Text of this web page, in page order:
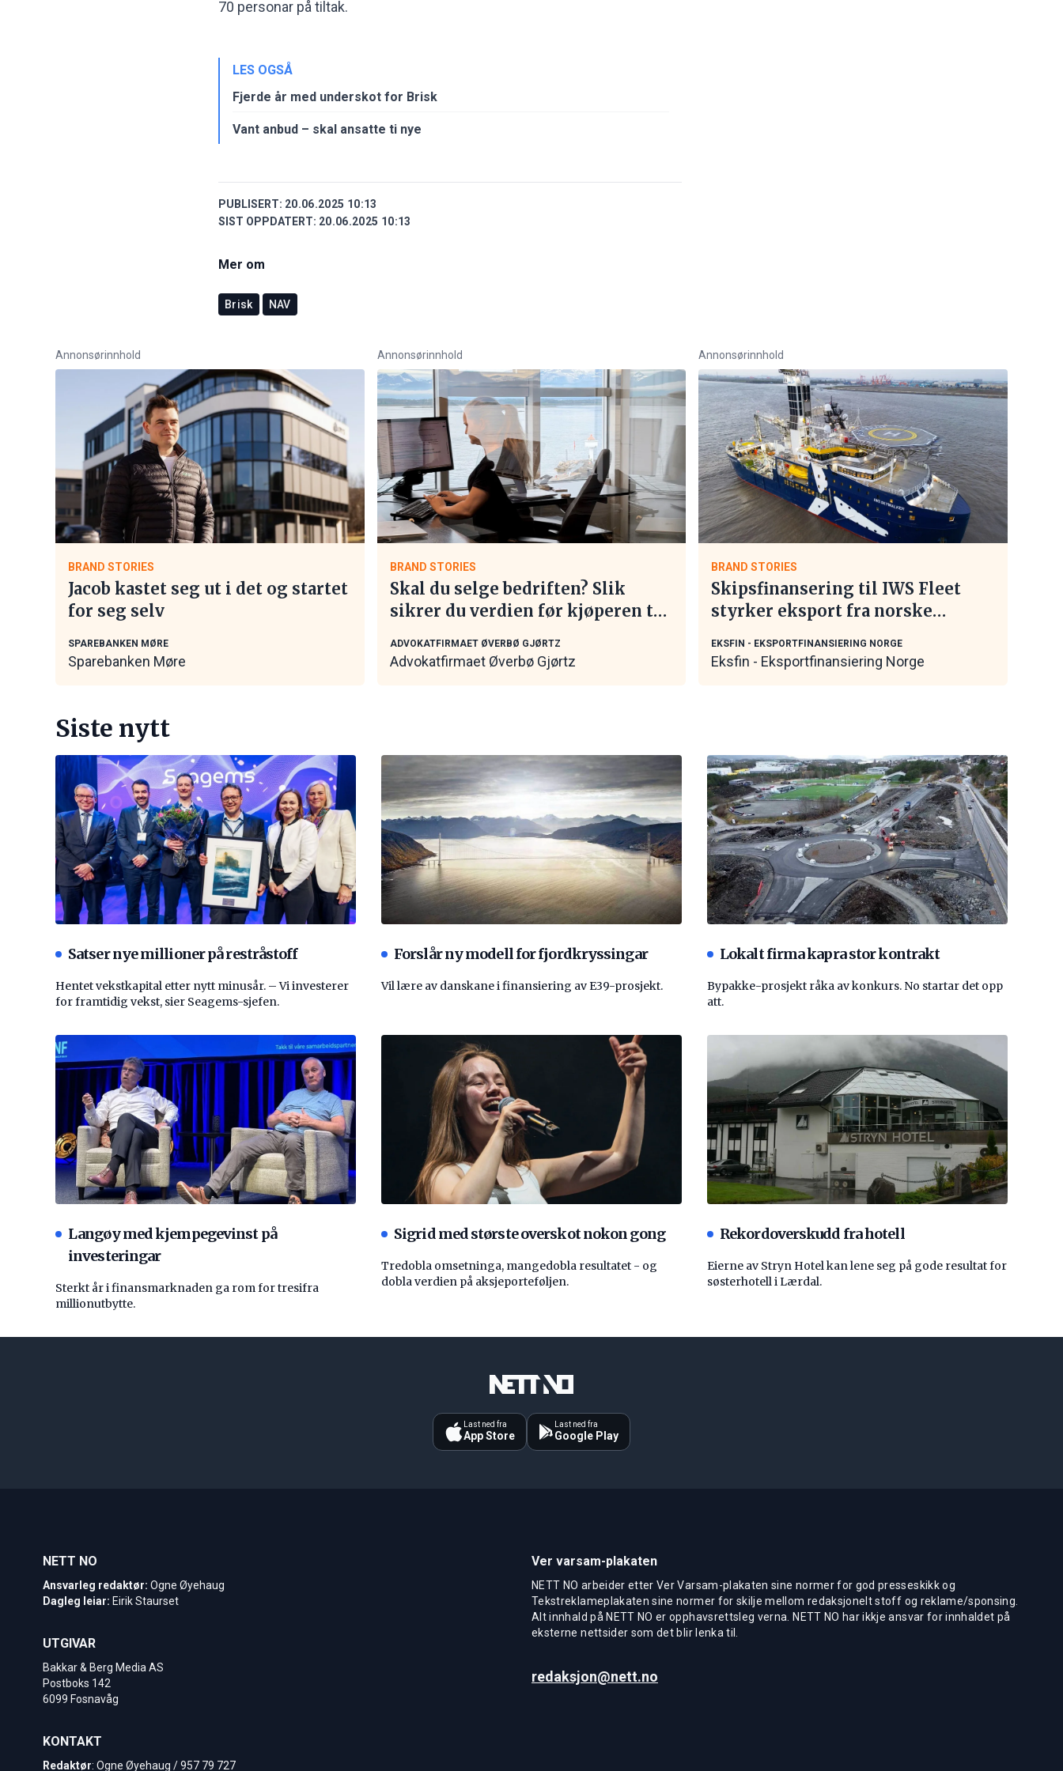
70 personar på tiltak.
LES OGSÅ
Fjerde år med underskot for Brisk
Vant anbud – skal ansatte ti nye
PUBLISERT: 20.06.2025 10:13
SIST OPPDATERT: 20.06.2025 10:13
Mer om
Brisk NAV
Annonsørinnhold
BRAND STORIES
Jacob kastet seg ut i det og startet
for seg selv
SPAREBANKEN MØRE
Sparebanken Møre
Annonsørinnhold
BRAND STORIES
Skal du selge bedriften? Slik
sikrer du verdien før kjøperen tar
ADVOKATFIRMAET ØVERBØ GJØRTZ
Advokatfirmaet Øverbø Gjørtz
Annonsørinnhold
BRAND STORIES
Skipsfinansering til IWS Fleet
styrker eksport fra norske
EKSFIN - EKSPORTFINANSIERING NORGE
Eksfin - Eksportfinansiering Norge
Siste nytt
Satser nye millioner på restråstoff
Hentet vekstkapital etter nytt minusår. – Vi investerer
for framtidig vekst, sier Seagems-sjefen.
Forslår ny modell for fjordkryssingar
Vil lære av danskane i finansiering av E39-prosjekt.
Lokalt firma kapra stor kontrakt
Bypakke-prosjekt råka av konkurs. No startar det opp
att.
Langøy med kjempegevinst på
investeringar
Sterkt år i finansmarknaden ga rom for tresifra
millionutbytte.
Sigrid med største overskot nokon gong
Tredobla omsetninga, mangedobla resultatet - og
dobla verdien på aksjeporteføljen.
Rekordoverskudd fra hotell
Eierne av Stryn Hotel kan lene seg på gode resultat for
søsterhotell i Lærdal.
Last ned fra
App Store
Last ned fra
Google Play
NETT NO
Ansvarleg redaktør: Ogne Øyehaug
Dagleg leiar: Eirik Staurset
UTGIVAR
Bakkar & Berg Media AS
Postboks 142
6099 Fosnavåg
KONTAKT
Redaktør: Ogne Øyehaug / 957 79 727
Ver varsam-plakaten
NETT NO arbeider etter Ver Varsam-plakaten sine normer for god presseskikk og
Tekstreklameplakaten sine normer for skilje mellom redaksjonelt stoff og reklame/sponsing.
Alt innhald på NETT NO er opphavsrettsleg verna. NETT NO har ikkje ansvar for innhaldet på
eksterne nettsider som det blir lenka til.
redaksjon@nett.no